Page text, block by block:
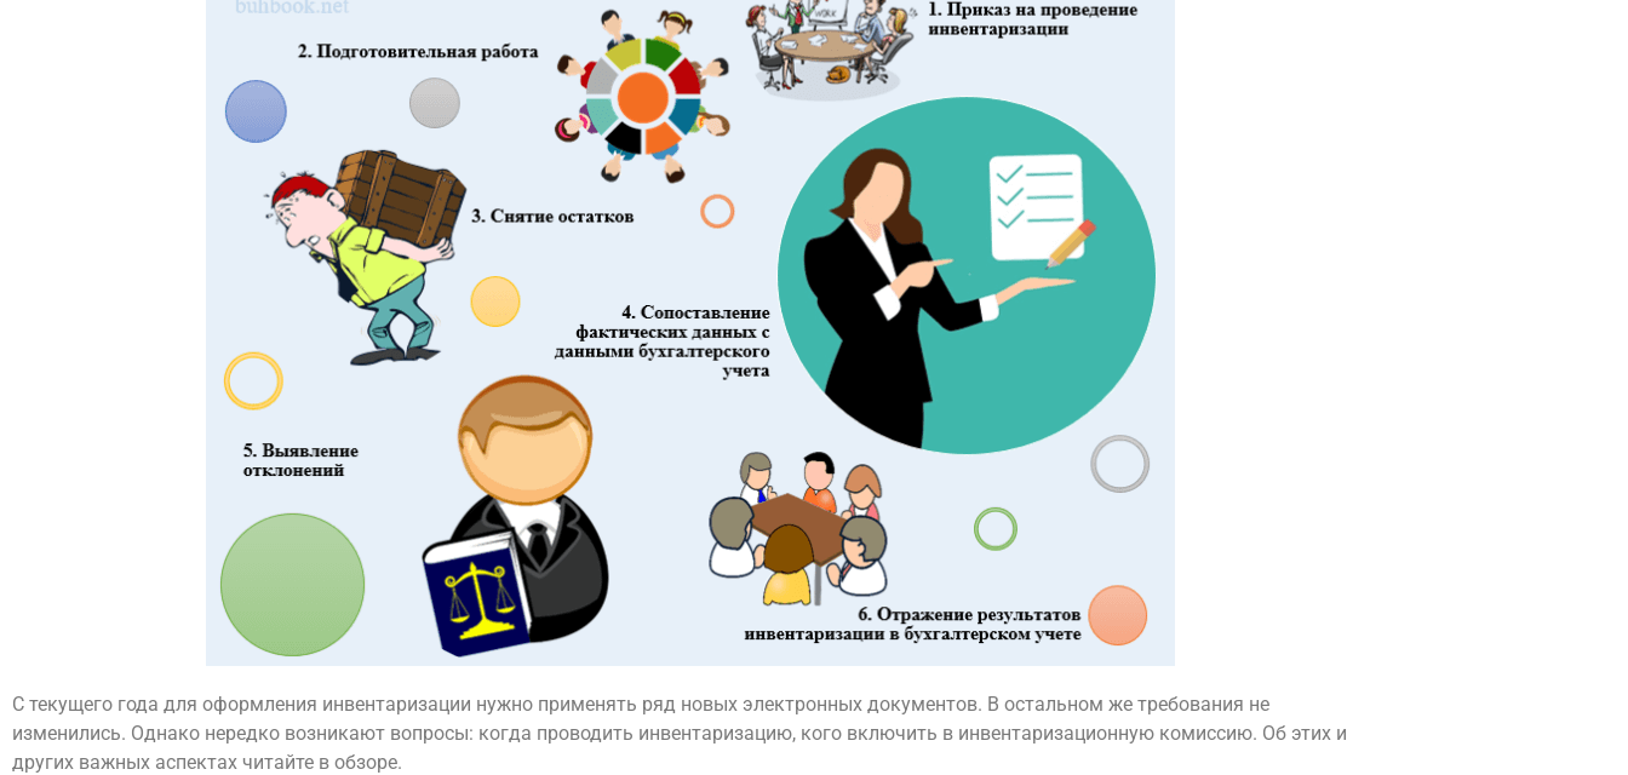
С текущего года для оформления инвентаризации нужно применять ряд новых электронных документов. В остальном же требования не
изменились. Однако нередко возникают вопросы: когда проводить инвентаризацию, кого включить в инвентаризационную комиссию. Об этих и
других важных аспектах читайте в обзоре.